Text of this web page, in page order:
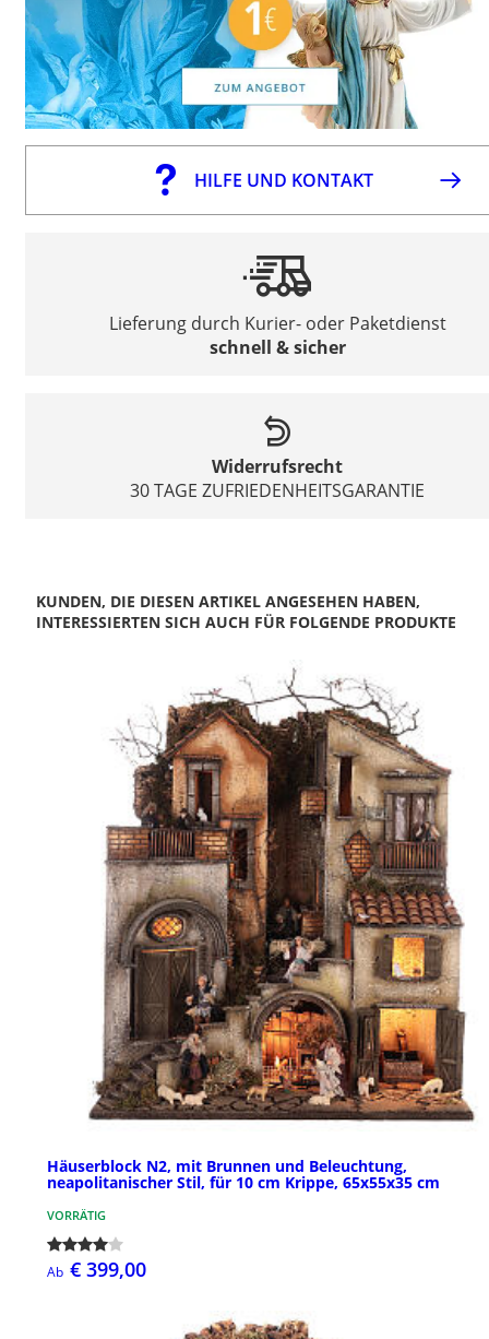
HILFE UND KONTAKT
Lieferung durch Kurier- oder Paketdienst
schnell & sicher
Widerrufsrecht
30 TAGE ZUFRIEDENHEITSGARANTIE
KUNDEN, DIE DIESEN ARTIKEL ANGESEHEN HABEN,
INTERESSIERTEN SICH AUCH FÜR FOLGENDE PRODUKTE
Häuserblock N2, mit Brunnen und Beleuchtung,
neapolitanischer Stil, für 10 cm Krippe, 65x55x35 cm
VORRÄTIG
Ab € 399,00